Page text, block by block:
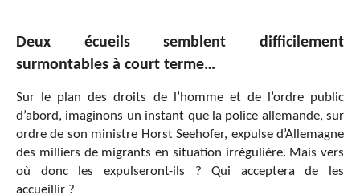
Deux écueils semblent difficilement
surmontables à court terme…
Sur le plan des droits de l’homme et de l’ordre public
d’abord, imaginons un instant que la police allemande, sur
ordre de son ministre Horst Seehofer, expulse d’Allemagne
des milliers de migrants en situation irrégulière. Mais vers
où donc les expulseront-ils ? Qui acceptera de les
accueillir ?